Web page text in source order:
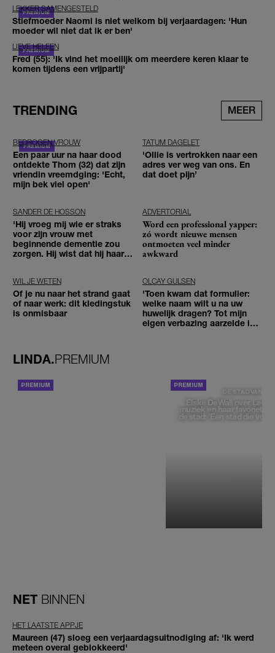
LEKKER SAMENGESTELD
Stiefmoeder Naomi is niet welkom bij verjaardagen: 'Hun
moeder wil niet dat ik er ben'
LIEVE HELEEN
Fred (55): 'Ik vind het moeilijk om meerdere keren klaar te
komen tijdens een vrijpartij'
TRENDING MEER
BEDROGEN VROUW
Een paar uur na haar dood
ontdekte Thom (32) dat zijn
vriendin vreemdging: 'Echt,
mijn bek viel open'
TATUM DAGELET
'Ollie is vertrokken naar een
adres ver weg van ons. En
dat doet pijn’
SANDER DE HOSSON
'Hij vroeg mij wie er straks
voor zijn vrouw met
beginnende dementie zou
zorgen. Hij wist dat hij haar
ADVERTORIAL
Word een professional yapper:
zó wordt nieuwe mensen
ontmoeten veel minder
awkward
WIL JE WETEN
Of je nu naar het strand gaat
of naar werk: dit kledingstuk
is onmisbaar
OLCAY GULSEN
'Toen kwam dat formulier:
welke naam wilt u na uw
huwelijk dragen? Tot mijn
eigen verbazing aarzelde ik
LINDA.PREMIUM
DE STAD VAN
Elske DeWall over
muziek en haar favoriete
de stad: 'Een stad die
NET BINNEN
HET LAATSTE APPJE
Maureen (47) sloeg een verjaardagsuitnodiging af: 'Ik werd
meteen overal geblokkeerd'